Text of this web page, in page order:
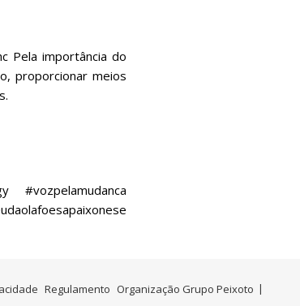
Pela importância do
proporcionar meios
#vozpelamudanca
Regulamento Organização Grupo Peixoto